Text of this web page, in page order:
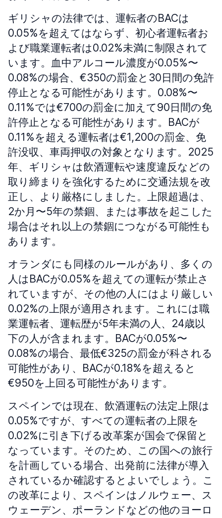
ギリシャの法律では、運転者のBACは
0.05%を超えてはならず、初心者運転者お
よび職業運転者は0.02%未満に制限されて
います。血中アルコール濃度が0.05%〜
0.08%の場合、€350の罰金と30日間の免許
停止となる可能性があります。0.08%〜
0.11%では€700の罰金に加えて90日間の免
許停止となる可能性があります。BACが
0.11%を超える運転者は€1,200の罰金、免
許没収、車両押収の対象となります。2025
年、ギリシャは飲酒運転や速度違反などの
取り締まりを強化するために交通法規を改
正し、より厳格にしました。上限超過は、
2か月〜5年の禁錮、または事故を起こした
場合はそれ以上の禁錮につながる可能性も
あります。
オランダにも同様のルールがあり、多くの
人はBACが0.05%を超えての運転が禁止さ
れていますが、その他の人にはより厳しい
0.02%の上限が適用されます。これには職
業運転者、運転歴が5年未満の人、24歳以
下の人が含まれます。BACが0.05%〜
0.08%の場合、最低€325の罰金が科される
可能性があり、BACが0.18%を超えると
€950を上回る可能性があります。
スペインでは現在、飲酒運転の法定上限は
0.05%ですが、すべての運転者の上限を
0.02%に引き下げる改革案が国会で保留と
なっています。そのため、この国への旅行
を計画している場合、出発前に法律が導入
されているか確認するとよいでしょう。こ
の改革により、スペインはノルウェー、ス
ウェーデン、ポーランドなどの他のヨーロ